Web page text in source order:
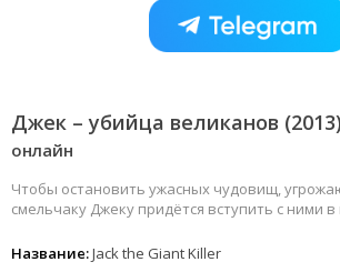
Джек – убийца великанов (2013)
онлайн
Чтобы остановить ужасных чудовищ,
смельчаку Джеку придётся вступить с ними
Название:Jack the Giant Killer